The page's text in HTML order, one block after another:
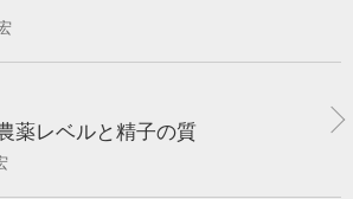
薬レベルと精子の質